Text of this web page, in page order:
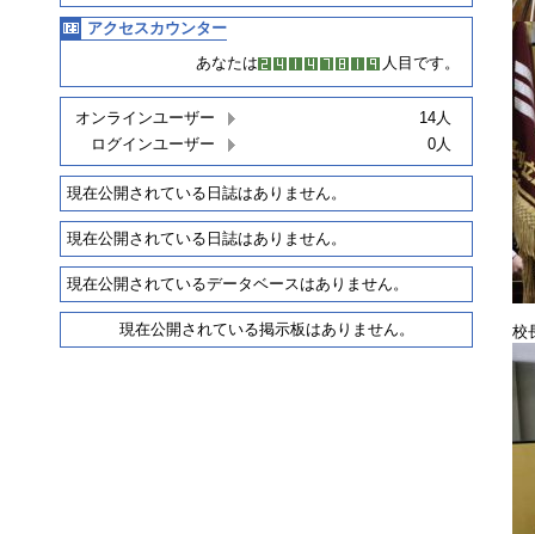
アクセスカウンター
あなたは
人目です。
オンラインユーザー
14人
ログインユーザー
0人
現在公開されている日誌はありません。
現在公開されている日誌はありません。
現在公開されているデータベースはありません。
現在公開されている掲示板はありません。 校